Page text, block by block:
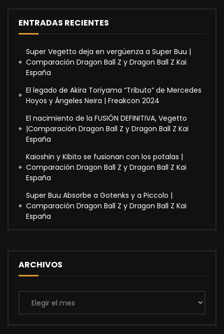
ENTRADAS RECIENTES
Super Vegetto deja en vergüenza a Super Buu |
Comparación Dragon Ball Z y Dragon Ball Z Kai
España
El legado de Akira Toriyama “Tributo” de Mercedes
Hoyos y Ángeles Neira | Freakcon 2024
El nacimiento de la FUSIÓN DEFINITIVA, Vegetto
|Comparación Dragon Ball Z y Dragon Ball Z Kai
España
Kaioshin y Kibito se fusionan con los potalas |
Comparación Dragon Ball Z y Dragon Ball Z Kai
España
Super Buu Absorbe a Gotenks y a Piccolo |
Comparación Dragon Ball Z y Dragon Ball Z Kai
España
ARCHIVOS
Archivos